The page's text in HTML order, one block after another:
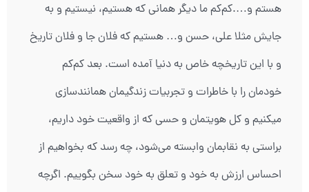
هستم و….کم‌کم ما دیگر همانی که هستیم، نیستیم و به
جایش مثلا علی، حسن و… هستیم که فلان جا و فلان تاریخ
و با این تاریخچه خاص به دنیا آمده است. بعد کم‌کم
خودمان را با خاطرات و تجربیات زندگیمان همانندسازی
میکنیم و کل هویتمان و حسی که از واقعیت خود داریم،
براستی به نقابمان وابسته می‌شود، چه رسد که بخواهیم از
احساس ارزش به خود و تعلق به خود سخن بگوییم. اگرچه